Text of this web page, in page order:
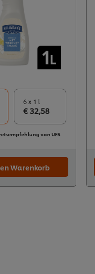
6 x 1 l
€ 32,58
von UFS
Warenkorb